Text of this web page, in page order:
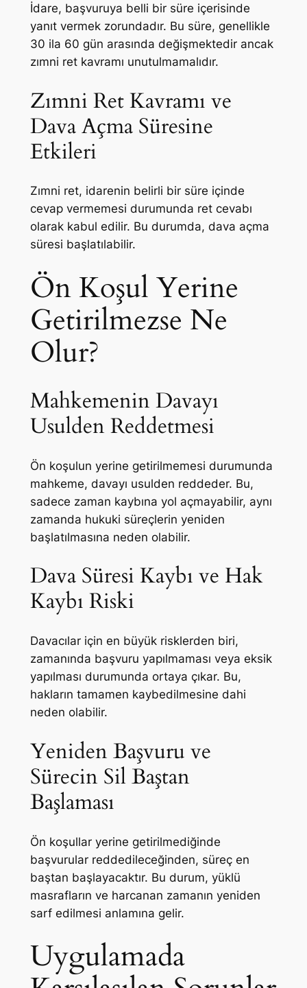
İdare, başvuruya belli bir süre içerisinde
yanıt vermek zorundadır. Bu süre, genellikle
30 ila 60 gün arasında değişmektedir ancak
zımni ret kavramı unutulmamalıdır.
Zımni Ret Kavramı ve
Dava Açma Süresine
Etkileri
Zımni ret, idarenin belirli bir süre içinde
cevap vermemesi durumunda ret cevabı
olarak kabul edilir. Bu durumda, dava açma
süresi başlatılabilir.
Ön Koşul Yerine
Getirilmezse Ne
Olur?
Mahkemenin Davayı
Usulden Reddetmesi
Ön koşulun yerine getirilmemesi durumunda
mahkeme, davayı usulden reddeder. Bu,
sadece zaman kaybına yol açmayabilir, aynı
zamanda hukuki süreçlerin yeniden
başlatılmasına neden olabilir.
Dava Süresi Kaybı ve Hak
Kaybı Riski
Davacılar için en büyük risklerden biri,
zamanında başvuru yapılmaması veya eksik
yapılması durumunda ortaya çıkar. Bu,
hakların tamamen kaybedilmesine dahi
neden olabilir.
Yeniden Başvuru ve
Sürecin Sil Baştan
Başlaması
Ön koşullar yerine getirilmediğinde
başvurular reddedileceğinden, süreç en
baştan başlayacaktır. Bu durum, yüklü
masrafların ve harcanan zamanın yeniden
sarf edilmesi anlamına gelir.
Uygulamada